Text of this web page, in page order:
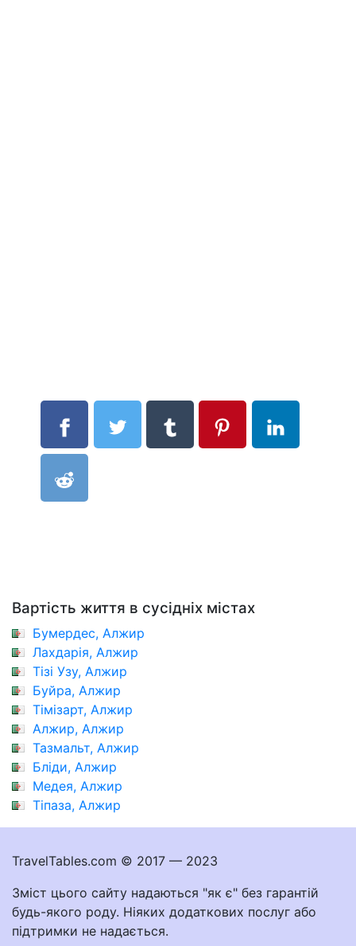
Вартість життя в сусідніх містах
Бумердес, Алжир
Лахдарія, Алжир
Тізі Узу, Алжир
Буйра, Алжир
Тімізарт, Алжир
Алжир, Алжир
Тазмальт, Алжир
Бліди, Алжир
Медея, Алжир
Тіпаза, Алжир
TravelTables.com © 2017 — 2023
Зміст цього сайту надаються "як є" без гарантій
будь-якого роду. Ніяких додаткових послуг або
підтримки не надається.